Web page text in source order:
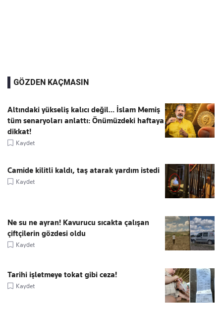
GÖZDEN KAÇMASIN
Altındaki yükseliş kalıcı değil... İslam Memiş
tüm senaryoları anlattı: Önümüzdeki haftaya
dikkat!
Kaydet
Camide kilitli kaldı, taş atarak yardım istedi
Kaydet
Ne su ne ayran! Kavurucu sıcakta çalışan
çiftçilerin gözdesi oldu
Kaydet
Tarihi işletmeye tokat gibi ceza!
Kaydet